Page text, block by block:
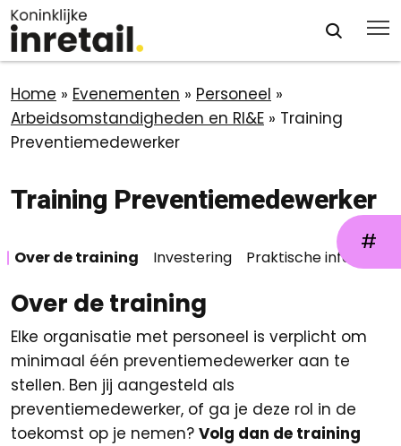
Home » Evenementen » Personeel »
Arbeidsomstandigheden en RI&E » Training
Preventiemedewerker
Training Preventiemedewerker
Over de training
Elke organisatie met personeel is verplicht om
minimaal één preventiemedewerker aan te
stellen. Ben jij aangesteld als
preventiemedewerker, of ga je deze rol in de
toekomst op je nemen? Volg dan de training
Over de training Investering Praktische info
#